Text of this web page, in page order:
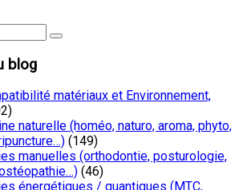
blog
matériaux et Environnement,
naturelle (homéo, naturo, aroma, phyto,
(149)
manuelles (orthodontie, posturologie,
(46)
énergétiques / quantiques (MTC,